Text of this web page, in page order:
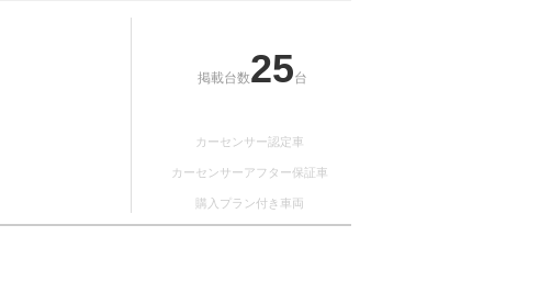
掲載台数25台
カーセンサー認定車
カーセンサーアフター保証車
購入プラン付き車両